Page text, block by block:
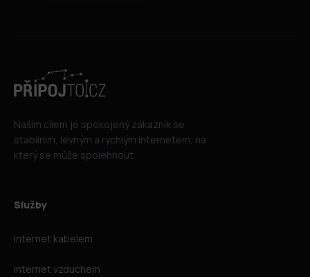
Naším cílem je spokojený zákazník se
stabilním, levným a rychlým internetem, na
který se může spolehnout.
Služby
Internet kabelem
Internet vzduchem